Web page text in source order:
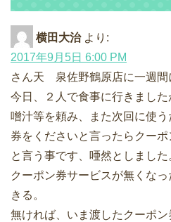
横田大治 より:
2017年9月5日 6:00 PM
さん天 泉佐野鶴原店に一週間
今日、２人で食事に行きまし
噌汁等を頼み、また次回に使
券をくださいと言ったらクー
と言う事です、唖然としました
クーポン券サービスが無くな
きる。
無ければ、いま渡したクーポン